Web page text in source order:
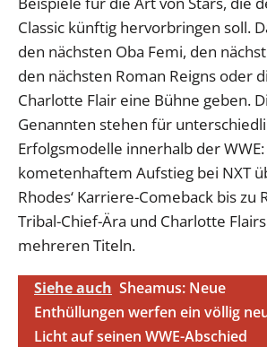
Classic künftig hervorbringen soll.
den nächsten Oba Femi, den
den nächsten Roman Reigns oder
Charlotte Flair eine Bühne geben.
Genannten stehen für
Erfolgsmodelle innerhalb der
kometenhaftem Aufstieg bei NXT
Rhodes‘ Karriere-Comeback bis zu
Tribal-Chief-Ära und Charlotte
mehreren Titeln.
Siehe auch Sheamus: Neue
Enthüllungen werfen ein völlig
Licht auf seinen WWE-Abschied